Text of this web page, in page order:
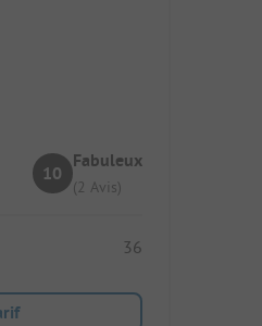
10
Fabuleux
(2 Avis)
36